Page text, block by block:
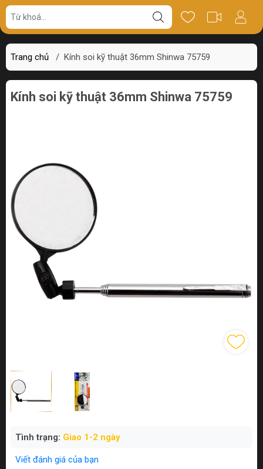
Trang chủ / Kính soi kỹ thuật 36mm Shinwa 75759
Giá bán Thông số Review
Kính soi kỹ thuật 36mm Shinwa 75759
Tình trạng: Giao 1-2 ngày
Viết đánh giá của bạn